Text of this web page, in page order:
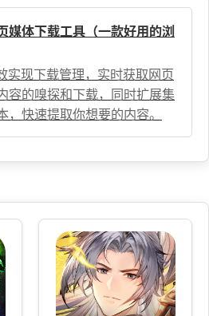
媒体下载工具（一款好用的浏
实现下载管理，实时获取网页
容的嗅探和下载，同时扩展集
，快速提取你想要的内容。